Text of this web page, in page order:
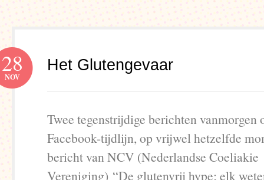
Het Glutengevaar
28
NOV
Twee tegenstrijdige berichten vanmorgen
Facebook-tijdlijn, op vrijwel hetzelfde
bericht van NCV (Nederlandse Coeliakie
Vereniging) “De glutenvrij hype; elk